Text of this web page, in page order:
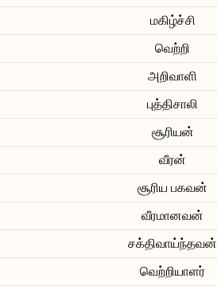
மகிழ்ச்சி
வெற்றி
அறிவாளி
புத்திசாலி
சூரியன்
வீரன்
சூரிய பகவன்
வீரமானவன்
சக்திவாய்ந்தவன்
வெற்றியாளர்